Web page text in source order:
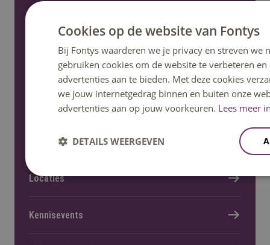
Informatie voor nieuwe studenten
Meer Fontys
Werken bij
Locaties
Kennisevents
Cookies op de website van Fontys
Bij Fontys waarderen we je privacy en streven we
gebruiken cookies om de website te verbeteren
advertenties aan te bieden. Met deze cookies
we jouw internetgedrag binnen en buiten onze
advertenties aan op jouw voorkeuren. Lees meer
DETAILS WEERGEVEN